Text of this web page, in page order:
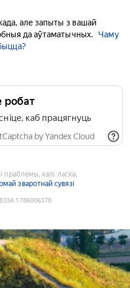
але запыты з вашай
да аўтаматычных.
Чаму
робат
каб працягнуць
by Yandex Cloud
праблемы, калі ласка,
зваротнай сувязі
:1786006378